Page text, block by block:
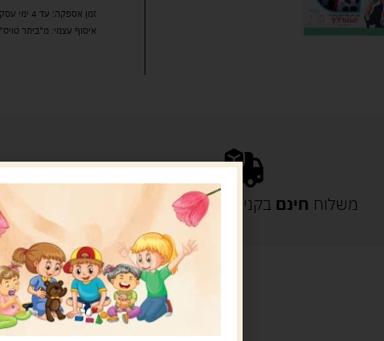
זמן אספקה: עד 4 ימי עסקים.
איסוף עצמי: מ"ביתר טויס" רחוב
משלוח חינם בקנייה מעל 329 ש"ח